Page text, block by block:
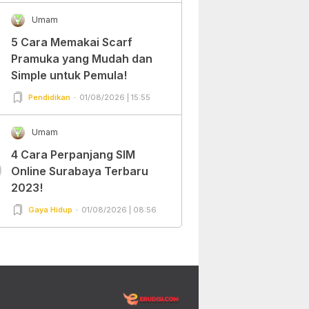
Umam
5 Cara Memakai Scarf
Pramuka yang Mudah dan
Simple untuk Pemula!
Pendidikan 01/08/2026 | 15:55
Umam
4 Cara Perpanjang SIM
Online Surabaya Terbaru
2023!
Gaya Hidup 01/08/2026 | 08:56